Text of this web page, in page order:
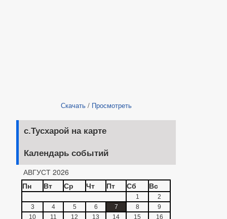
Скачать/ Просмотреть
с.Тусхарой на карте
Календарь событий
АВГУСТ 2026
Пн
Вт Ср Чт Пт Сб Вс
1
2
3
4 5 6 7 8
9
10
11 12 13 14 15
16